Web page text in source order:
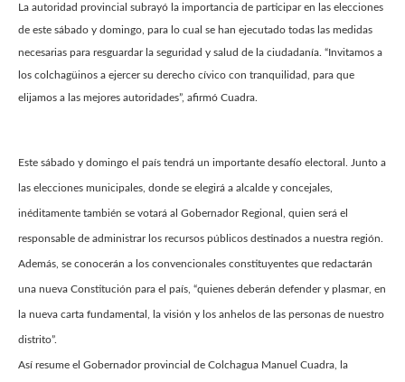
La autoridad provincial subrayó la importancia de participar en las elecciones
de este sábado y domingo, para lo cual se han ejecutado todas las medidas
necesarias para resguardar la seguridad y salud de la ciudadanía. “Invitamos a
los colchagüinos a ejercer su derecho cívico con tranquilidad, para que
elijamos a las mejores autoridades”, afirmó Cuadra.
Este sábado y domingo el país tendrá un importante desafío electoral. Junto a
las elecciones municipales, donde se elegirá a alcalde y concejales,
inéditamente también se votará al Gobernador Regional, quien será el
responsable de administrar los recursos públicos destinados a nuestra región.
Además, se conocerán a los convencionales constituyentes que redactarán
una nueva Constitución para el país, “quienes deberán defender y plasmar, en
la nueva carta fundamental, la visión y los anhelos de las personas de nuestro
distrito”.
Así resume el Gobernador provincial de Colchagua Manuel Cuadra, la